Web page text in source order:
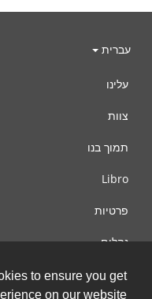
to ensure you get
on our website.
עברית
עלינו
צוות
תמוך בנו
Libro
פרטיות
נהלים
צור קשר